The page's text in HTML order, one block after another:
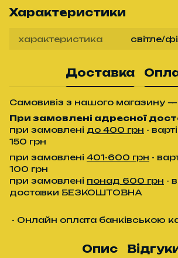
Характеристики
характеристика світле/
Доставка
Самовивіз з нашого магазину
При замовлені адресної
при замовлені до 400 грн -
150 грн
при замовлені 401-600 грн -
100 грн
при замовлені понад 600 грн -
доставки БЕЗКОШТОВНА
- Онлайн оплата банківською
Опис